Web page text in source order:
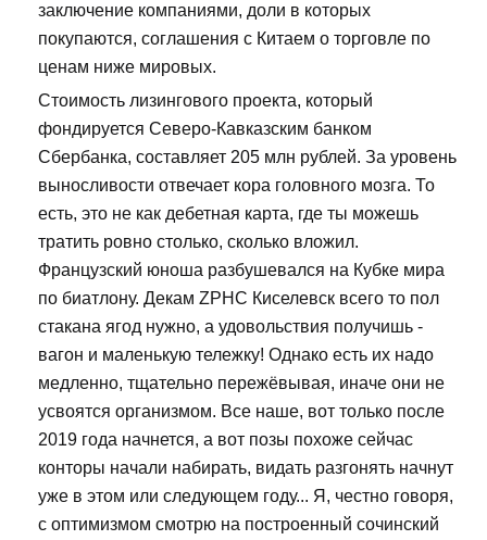
заключение компаниями, доли в которых
покупаются, соглашения с Китаем о торговле по
ценам ниже мировых.
Стоимость лизингового проекта, который
фондируется Северо-Кавказским банком
Сбербанка, составляет 205 млн рублей. За уровень
выносливости отвечает кора головного мозга. То
есть, это не как дебетная карта, где ты можешь
тратить ровно столько, сколько вложил.
Французский юноша разбушевался на Кубке мира
по биатлону. Декам ZPHC Киселевск всего то пол
стакана ягод нужно, а удовольствия получишь -
вагон и маленькую тележку! Однако есть их надо
медленно, тщательно пережёвывая, иначе они не
усвоятся организмом. Все наше, вот только после
2019 года начнется, а вот позы похоже сейчас
конторы начали набирать, видать разгонять начнут
уже в этом или следующем году... Я, честно говоря,
с оптимизмом смотрю на построенный сочинский